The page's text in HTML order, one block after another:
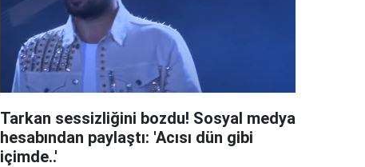
Tarkan sessizliğini bozdu! Sosyal medya
hesabından paylaştı: 'Acısı dün gibi
içimde..'